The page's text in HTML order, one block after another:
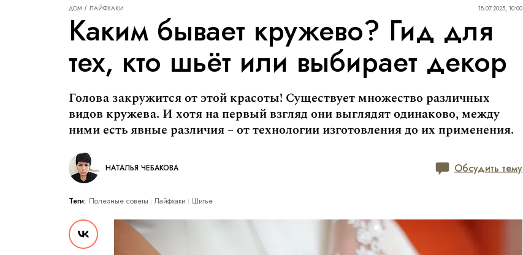
ДОМ ЛАЙФХАКИ 18.07.2025, 10:00
Каким бывает кружево? Гид для
тех, кто шьёт или выбирает декор
Голова закружится от этой красоты! Существует множество различных
видов кружева. И хотя на первый взгляд они выглядят одинаково, между
ними есть явные различия – от технологии изготовления до их применения.
НАТАЛЬЯ ЧЕБАКОВА Обсудить тему
Теги: Полезные советы Лайфхаки Шитье